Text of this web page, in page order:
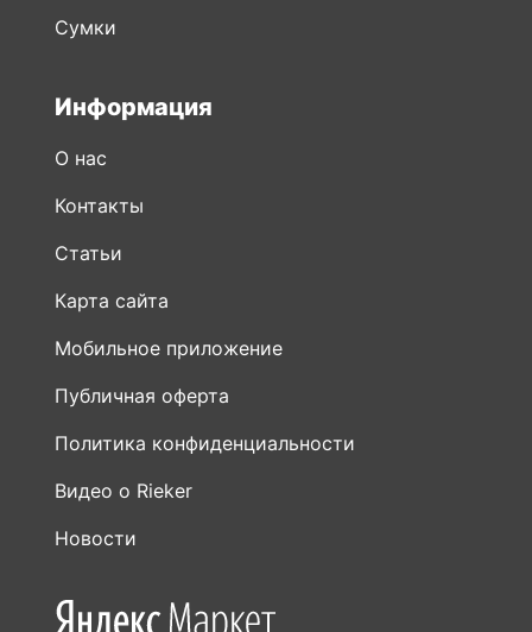
Контакты
Статьи
Карта сайта
Мобильное приложение
Публичная оферта
Политика конфиденциальности
Видео о Rieker
Новости